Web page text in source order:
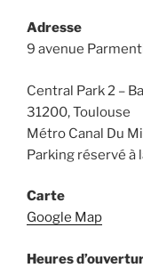
Adresse
9 avenue
Central Park 2 –
31200, Toulouse
Métro Canal Du
Parking réservé à
Carte
Google Map
Heures